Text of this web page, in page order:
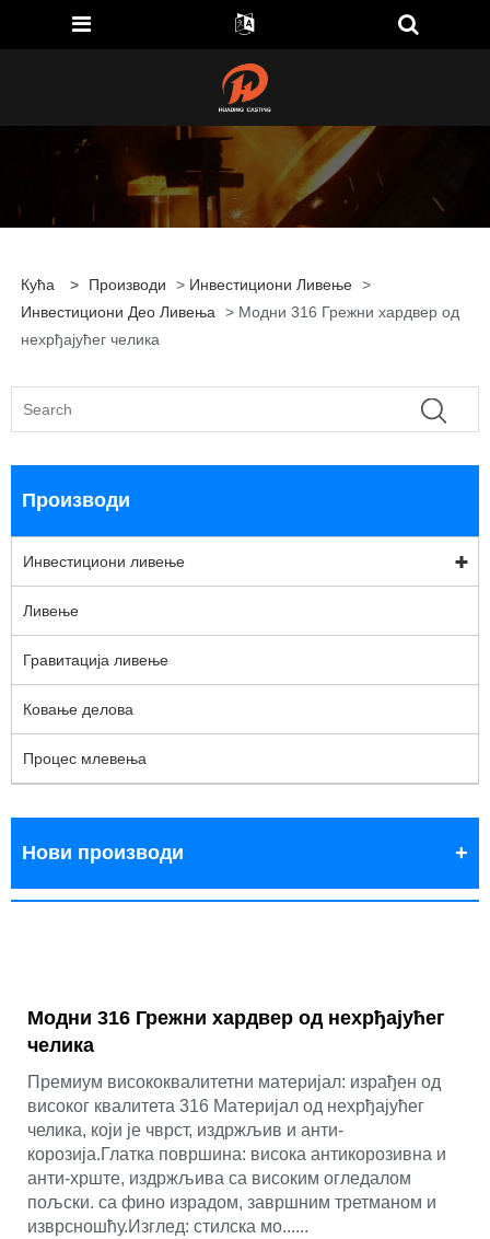
Кућа > Производи > Инвестициони Ливење >
Инвестициони Део Ливења > Модни 316 Грежни хардвер од
нехрђајућег челика
Производи
Инвестициони ливење
Ливење
Гравитација ливење
Ковање делова
Процес млевења
Нови производи
Модни 316 Грежни хардвер од нехрђајућег
челика
Премиум висококвалитетни материјал: израђен од
високог квалитета 316 Материјал од нехрђајућег
челика, који је чврст, издржљив и анти-
корозија.Глатка површина: висока антикорозивна и
анти-хрште, издржљива са високим огледалом
пољски. са фино израдом, завршним третманом и
изврсношћу.Изглед: стилска мо......